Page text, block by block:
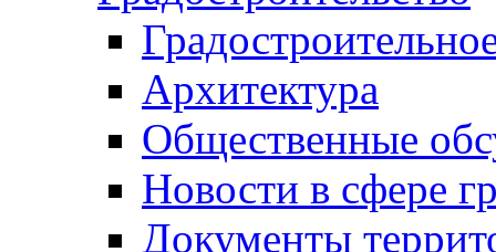
Архитектура
Общественные
Новости в сфере
Документы